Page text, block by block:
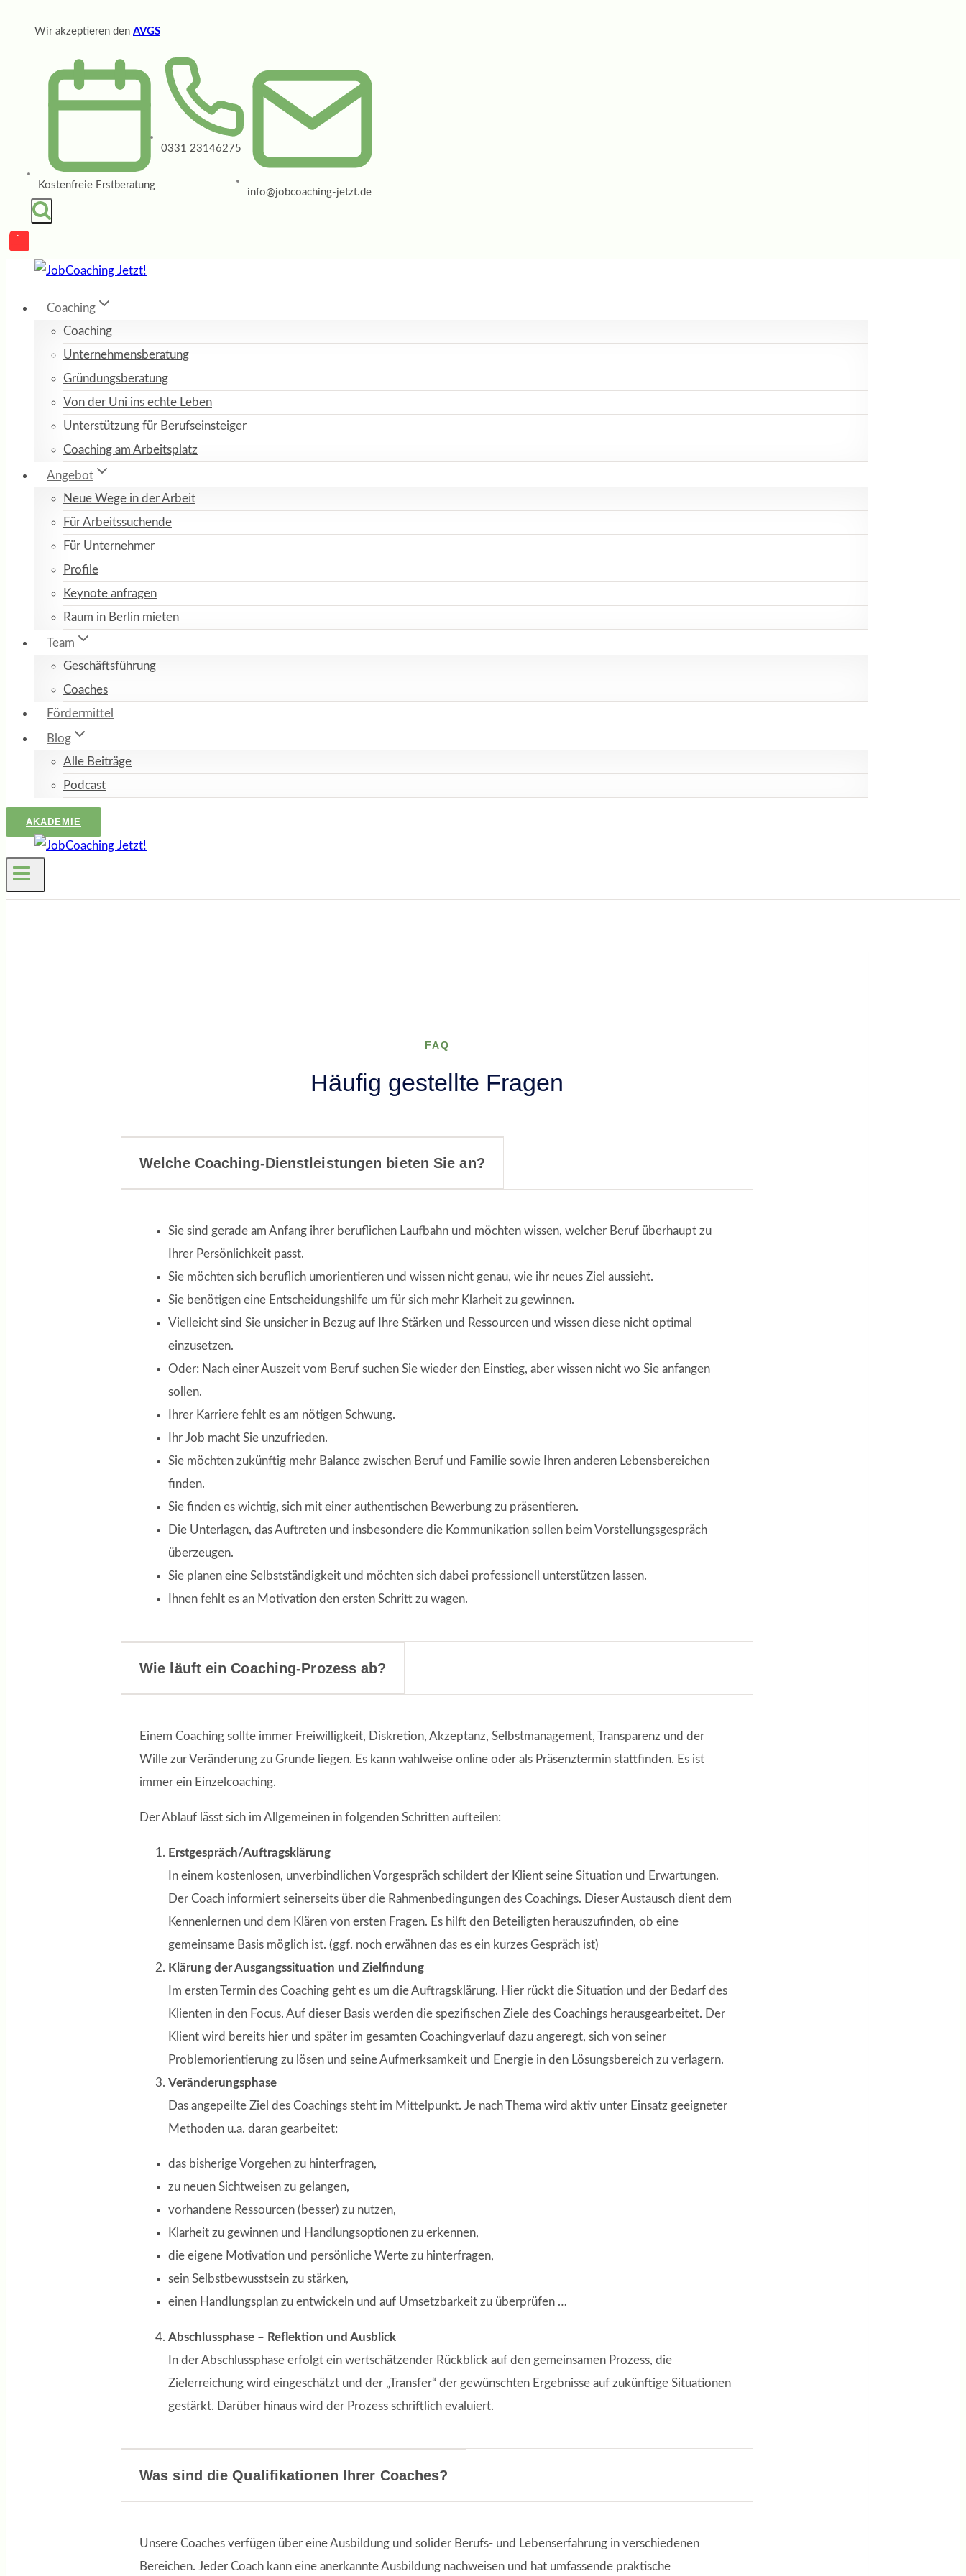
Wir akzeptieren den AVGS
Kostenfreie Erstberatung
0331 23146275
info@jobcoaching-jetzt.de
Coaching
Coaching
Unternehmensberatung
Gründungsberatung
Von der Uni ins echte Leben
Unterstützung für Berufseinsteiger
Coaching am Arbeitsplatz
Angebot
Neue Wege in der Arbeit
Für Arbeitssuchende
Für Unternehmer
Profile
Keynote anfragen
Raum in Berlin mieten
Team
Geschäftsführung
Coaches
Fördermittel
Blog
Alle Beiträge
Podcast
AKADEMIE
FAQ
Häufig gestellte Fragen
Welche Coaching-Dienstleistungen bieten Sie an?
Sie sind gerade am Anfang ihrer beruflichen Laufbahn und möchten wissen, welcher Beruf überhaupt zu
Ihrer Persönlichkeit passt.
Sie möchten sich beruflich umorientieren und wissen nicht genau, wie ihr neues Ziel aussieht.
Sie benötigen eine Entscheidungshilfe um für sich mehr Klarheit zu gewinnen.
Vielleicht sind Sie unsicher in Bezug auf Ihre Stärken und Ressourcen und wissen diese nicht optimal
einzusetzen.
Oder: Nach einer Auszeit vom Beruf suchen Sie wieder den Einstieg, aber wissen nicht wo Sie anfangen
sollen.
Ihrer Karriere fehlt es am nötigen Schwung.
Ihr Job macht Sie unzufrieden.
Sie möchten zukünftig mehr Balance zwischen Beruf und Familie sowie Ihren anderen Lebensbereichen
finden.
Sie finden es wichtig, sich mit einer authentischen Bewerbung zu präsentieren.
Die Unterlagen, das Auftreten und insbesondere die Kommunikation sollen beim Vorstellungsgespräch
überzeugen.
Sie planen eine Selbstständigkeit und möchten sich dabei professionell unterstützen lassen.
Ihnen fehlt es an Motivation den ersten Schritt zu wagen.
Wie läuft ein Coaching-Prozess ab?
Einem Coaching sollte immer Freiwilligkeit, Diskretion, Akzeptanz, Selbstmanagement, Transparenz und der
Wille zur Veränderung zu Grunde liegen. Es kann wahlweise online oder als Präsenztermin stattfinden. Es ist
immer ein Einzelcoaching.
Der Ablauf lässt sich im Allgemeinen in folgenden Schritten aufteilen:
Erstgespräch/Auftragsklärung
In einem kostenlosen, unverbindlichen Vorgespräch schildert der Klient seine Situation und Erwartungen.
Der Coach informiert seinerseits über die Rahmenbedingungen des Coachings. Dieser Austausch dient dem
Kennenlernen und dem Klären von ersten Fragen. Es hilft den Beteiligten herauszufinden, ob eine
gemeinsame Basis möglich ist. (ggf. noch erwähnen das es ein kurzes Gespräch ist)
Klärung der Ausgangssituation und Zielfindung
Im ersten Termin des Coaching geht es um die Auftragsklärung. Hier rückt die Situation und der Bedarf des
Klienten in den Focus. Auf dieser Basis werden die spezifischen Ziele des Coachings herausgearbeitet. Der
Klient wird bereits hier und später im gesamten Coachingverlauf dazu angeregt, sich von seiner
Problemorientierung zu lösen und seine Aufmerksamkeit und Energie in den Lösungsbereich zu verlagern.
Veränderungsphase
Das angepeilte Ziel des Coachings steht im Mittelpunkt. Je nach Thema wird aktiv unter Einsatz geeigneter
Methoden u.a. daran gearbeitet:
das bisherige Vorgehen zu hinterfragen,
zu neuen Sichtweisen zu gelangen,
vorhandene Ressourcen (besser) zu nutzen,
Klarheit zu gewinnen und Handlungsoptionen zu erkennen,
die eigene Motivation und persönliche Werte zu hinterfragen,
sein Selbstbewusstsein zu stärken,
einen Handlungsplan zu entwickeln und auf Umsetzbarkeit zu überprüfen …
Abschlussphase – Reflektion und Ausblick
In der Abschlussphase erfolgt ein wertschätzender Rückblick auf den gemeinsamen Prozess, die
Zielerreichung wird eingeschätzt und der „Transfer“ der gewünschten Ergebnisse auf zukünftige Situationen
gestärkt. Darüber hinaus wird der Prozess schriftlich evaluiert.
Was sind die Qualifikationen Ihrer Coaches?
Unsere Coaches verfügen über eine Ausbildung und solider Berufs- und Lebenserfahrung in verschiedenen
Bereichen. Jeder Coach kann eine anerkannte Ausbildung nachweisen und hat umfassende praktische